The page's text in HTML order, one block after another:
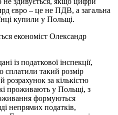
євро – це не ПДВ, а загальна
купили у Польщi.
економiст Олександр
iз податкової iнспекцiї,
сплатили такий розмiр
розрахунок за кiлькiстю
проживають у Польщi, з
формуються
непрямих податкiв,